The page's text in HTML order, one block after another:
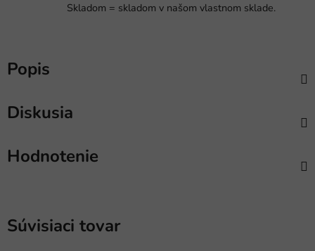
Skladom = skladom v našom vlastnom sklade.
Popis
Diskusia
Hodnotenie
Súvisiaci tovar